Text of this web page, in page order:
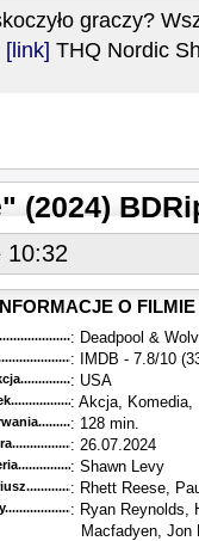
(2024)
10:32
INFORMACJE O FILMIE
: Deadpool &
: IMDB - 7.8/10
: USA
: Akcja, Komedia,
: 128 min.
: 26.07.2024
: Shawn Levy
: Rhett Reese,
: Ryan Reynolds,
Macfadyen, Jon